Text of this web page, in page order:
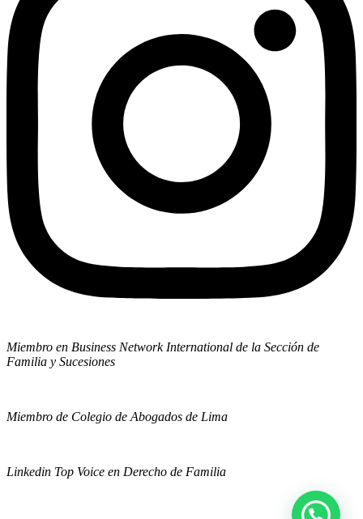
Miembro en Business Network International de la Sección de
Familia y Sucesiones
Miembro de Colegio de Abogados de Lima
Linkedin Top Voice en Derecho de Familia